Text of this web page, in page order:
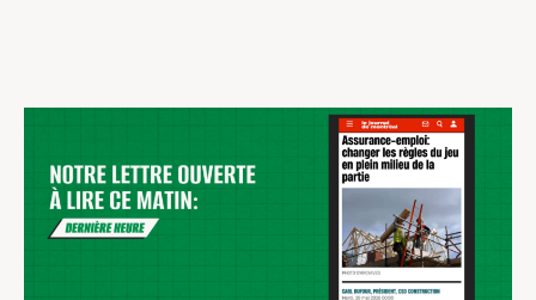
Nouvelles et événements
Employeurs
Documents et formulaires